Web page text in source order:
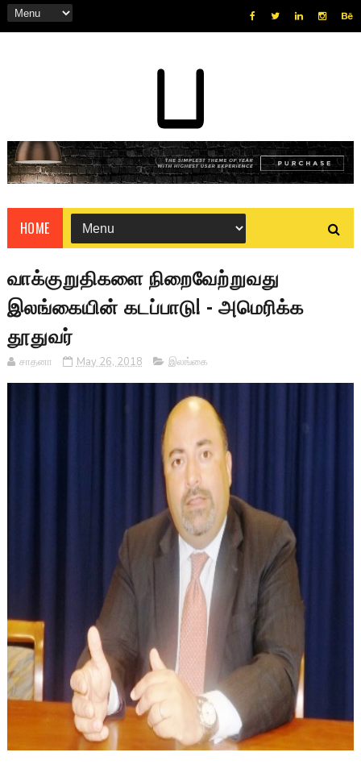
HOME
வாக்குறுதிகளை நிறைவேற்றுவது
இலங்கையின் கடப்பாடு! - அமெரிக்க
தூதுவர்
சாதனா May 26, 2018 இலங்கை